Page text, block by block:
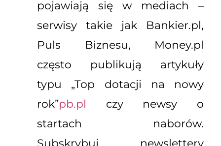
pojawiają się w mediach –
serwisy takie jak Bankier.pl,
Puls Biznesu, Money.pl
często publikują artykuły
typu „Top dotacji na nowy
rok”pb.pl czy newsy o
startach naborów.